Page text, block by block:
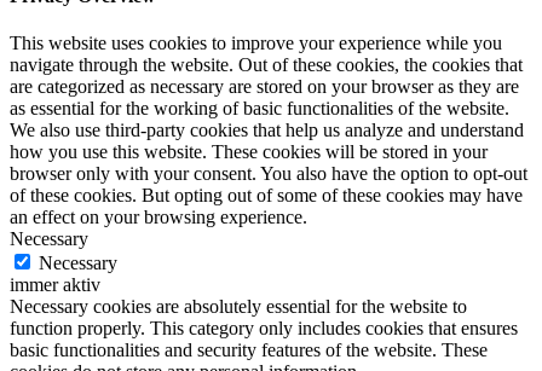
This website uses cookies to improve your experience while you
navigate through the website. Out of these cookies, the cookies that
are categorized as necessary are stored on your browser as they are
as essential for the working of basic functionalities of the website.
We also use third-party cookies that help us analyze and understand
how you use this website. These cookies will be stored in your
browser only with your consent. You also have the option to opt-out
of these cookies. But opting out of some of these cookies may have
an effect on your browsing experience.
Necessary
Necessary
immer aktiv
Necessary cookies are absolutely essential for the website to
function properly. This category only includes cookies that ensures
basic functionalities and security features of the website. These